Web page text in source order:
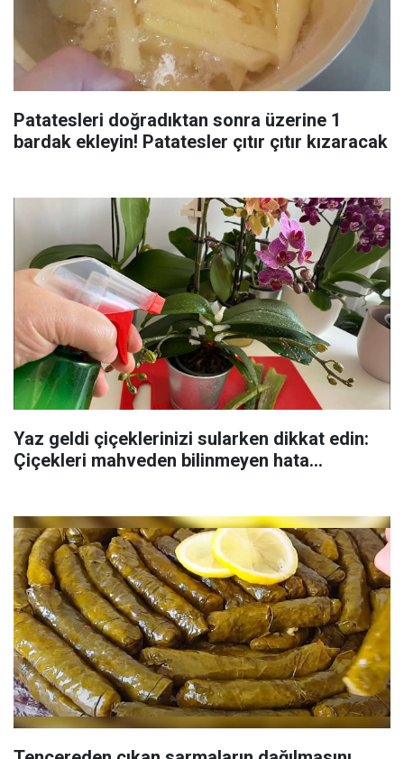
Patatesleri doğradıktan sonra üzerine 1
bardak ekleyin! Patatesler çıtır çıtır kızaracak
Yaz geldi çiçeklerinizi sularken dikkat edin:
Çiçekleri mahveden bilinmeyen hata...